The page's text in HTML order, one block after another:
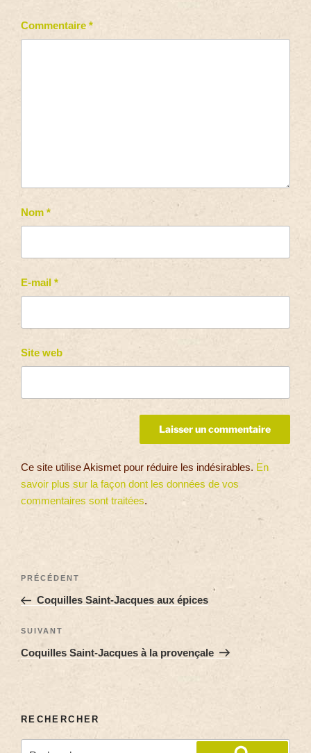
Commentaire *
Nom *
E-mail *
Site web
Ce site utilise Akismet pour réduire les indésirables. En
savoir plus sur la façon dont les données de vos
commentaires sont traitées.
PRÉCÉDENT
Coquilles Saint-Jacques aux épices
SUIVANT
Coquilles Saint-Jacques à la provençale
RECHERCHER